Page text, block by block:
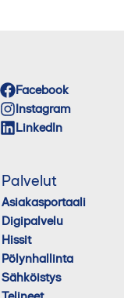
Facebook
Instagram
LinkedIn
Palvelut
Asiakasportaali
Digipalvelu
Hissit
Pölynhallinta
Sähköistys